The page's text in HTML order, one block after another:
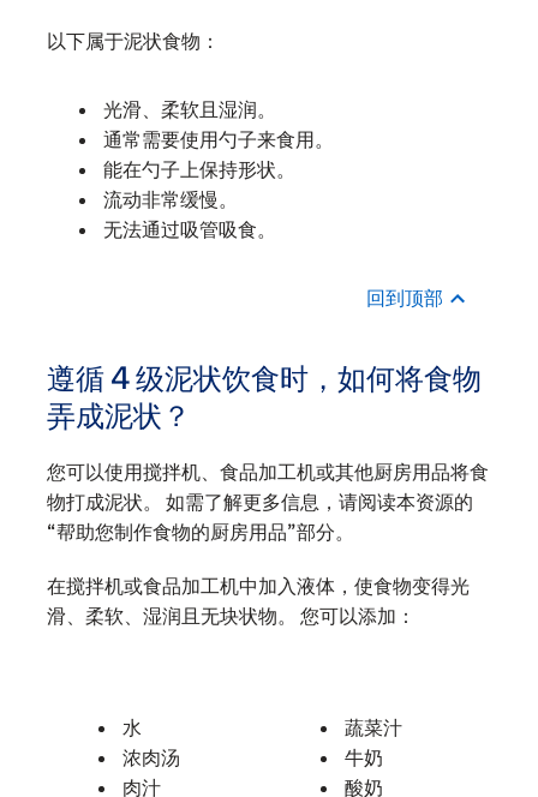
以下属于泥状食物：
光滑、柔软且湿润。
通常需要使用勺子来食用。
能在勺子上保持形状。
流动非常缓慢。
无法通过吸管吸食。
回到顶部
遵循 4 级泥状饮食时，如何将食物
弄成泥状？
您可以使用搅拌机、食品加工机或其他厨房用品将食
物打成泥状。 如需了解更多信息，请阅读本资源的
“帮助您制作食物的厨房用品”部分。
在搅拌机或食品加工机中加入液体，使食物变得光
滑、柔软、湿润且无块状物。 您可以添加：
水
浓肉汤
肉汁
蔬菜汁
牛奶
酸奶